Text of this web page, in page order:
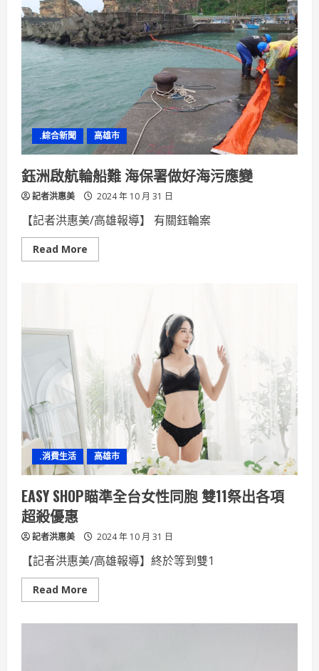
放」
高
師
大
通
過
「ISO
14064-
1
組
織
型
溫
室
氣
體
盤
查」
驗
證
.綜合新聞 高雄市
鈺洲啟航輪船難 海保署做好海污應變
記者洪惠美 2024 年 10 月 31 日
【記者洪惠美/高雄報導】 有關鈺輪案
Read More
more
海
保
做
好
海
污
應
變
.消費生活 高雄市
EASY SHOP瞄準全台女性同胞 雙11祭出各項
超殺優惠
記者洪惠美 2024 年 10 月 31 日
【記者洪惠美/高雄報導】終於等到雙1
Read More
more